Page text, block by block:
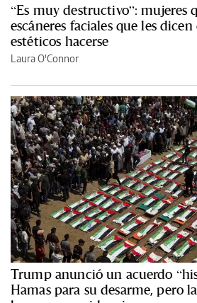
“Es muy destructivo”: mujeres
escáneres faciales que les
estéticos hacerse
Laura O'Connor
Trump anunció un acuerdo
Hamas para su desarme, pero